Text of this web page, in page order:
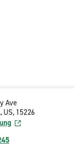
Ave
US, 15226